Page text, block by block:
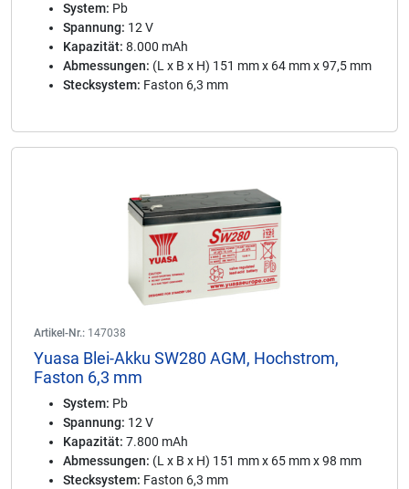
System: Pb
Spannung: 12 V
Kapazität: 8.000 mAh
Abmessungen: (L x B x H) 151 mm x 64 mm x 97,5 mm
Stecksystem: Faston 6,3 mm
Artikel-Nr.: 147038
Yuasa Blei-Akku SW280 AGM, Hochstrom,
Faston 6,3 mm
System: Pb
Spannung: 12 V
Kapazität: 7.800 mAh
Abmessungen: (L x B x H) 151 mm x 65 mm x 98 mm
Stecksystem: Faston 6,3 mm